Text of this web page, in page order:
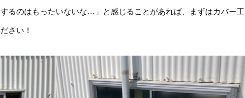
るのはもったいないな…」と感じることがあれば、まずはカバー工
さい！